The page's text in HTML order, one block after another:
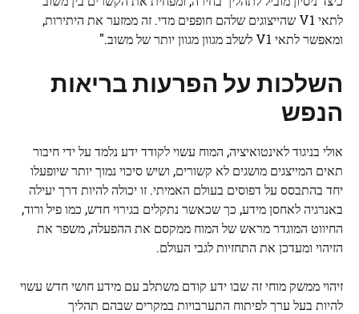
לתאי V1 שהייצוגים שלהם חופפים מדי. זה ממזער את היתירות,
ומאפשר לתאי V1 לשלב מגוון מגוון יותר של משוב."
השלכות על הפרעות בריאות
הנפש
אולי בניגוד לאינטואיציה, המוח עשוי לקודד ידע נלמד על ידי חיבור
תאים המייצגים מושגים לא קשורים, ושיש סיכוי נמוך יותר שיופעלו
יחד בהתבסס על דפוסים בעולם האמיתי. זו יכולה להיות דרך יעילה
באנרגיה לאחסן מידע, כך שכאשר נתקלים בגירוי חדש, כמו פיל ורוד,
החיווט המוגדר מראש של המוח ממקסם את ההפעלה, משפר את
הזיהוי ומעדכן את התחזיות לגבי העולם.
זיהוי ממשק מוחי זה שבו ידע קודם משתלב עם מידע חושי חדש עשוי
להיות בעל ערך לפיתוח התערבויות במקרים שבהם תהליך